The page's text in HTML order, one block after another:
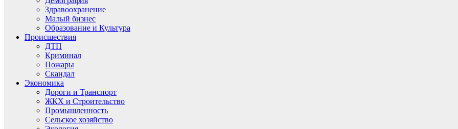
Здравоохранение
Малый бизнес
Образование и Культура
Происшествия
ДТП
Криминал
Пожары
Скандал
Экономика
Дороги и Транспорт
ЖКХ и Строительство
Промышленность
Сельское хозяйство